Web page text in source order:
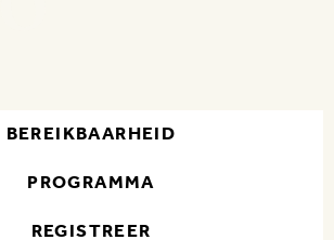
BEREIKBAARHEID
PROGRAMMA
REGISTREER